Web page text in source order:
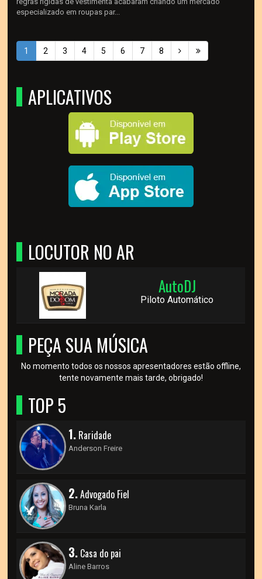
especializado em roupas par...
1 2 3 4 5 6 7 8
APLICATIVOS
LOCUTOR NO AR
AutoDJ
Piloto Automático
PEÇA SUA MÚSICA
No momento todos os nossos apresentadores estão offline,
tente novamente mais tarde, obrigado!
TOP 5
1. Raridade
Anderson Freire
2.Advogado Fiel
Bruna Karla
3. Casa do pai
Aline Barros